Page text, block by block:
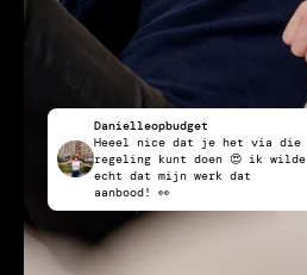
Danielleopbudget
Heeel nice dat je het via die
regeling kunt doen 😍 ik wilde
echt dat mijn werk dat
aanbood! 👀